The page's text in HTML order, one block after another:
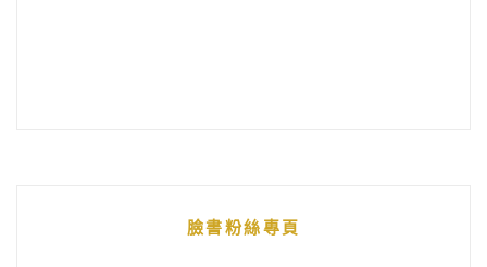
臉書粉絲專頁